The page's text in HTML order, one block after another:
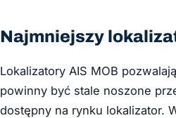
Najmniejszy
Lokalizatory AIS MOB
powinny być stale noszone
dostępny na rynku lokalizator.